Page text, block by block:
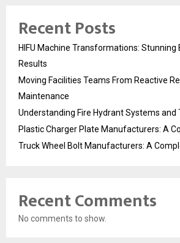
Recent Posts
HIFU Machine Transformations:
Results
Moving Facilities Teams From Reactive
Maintenance
Understanding Fire Hydrant Systems and
Plastic Charger Plate Manufacturers: A
Truck Wheel Bolt Manufacturers: A
Recent Comments
No comments to show.